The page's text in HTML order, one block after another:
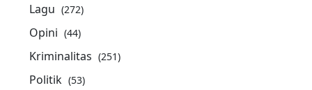
Lagu (272)
Opini (44)
Kriminalitas (251)
Politik (53)